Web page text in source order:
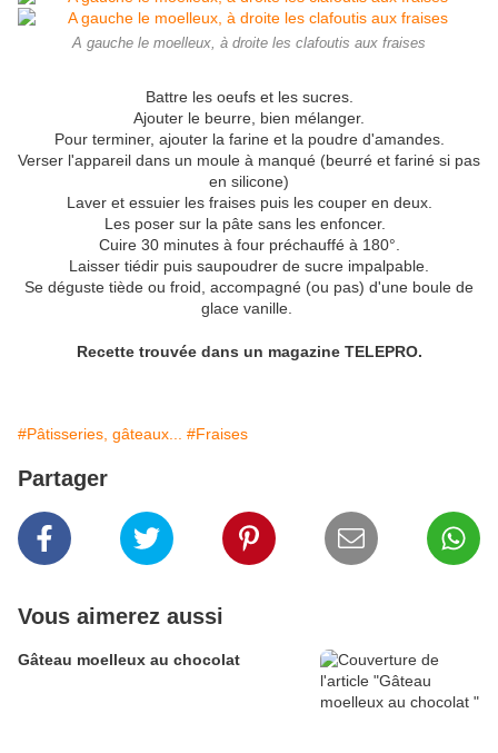
A gauche le moelleux, à droite les clafoutis aux fraises
Battre les oeufs et les sucres.
Ajouter le beurre, bien mélanger.
Pour terminer, ajouter la farine et la poudre d'amandes.
Verser l'appareil dans un moule à manqué (beurré et fariné si pas
en silicone)
Laver et essuier les fraises puis les couper en deux.
Les poser sur la pâte sans les enfoncer.
Cuire 30 minutes à four préchauffé à 180°.
Laisser tiédir puis saupoudrer de sucre impalpable.
Se déguste tiède ou froid, accompagné (ou pas) d'une boule de
glace vanille.
Recette trouvée dans un magazine TELEPRO.
#Pâtisseries, gâteaux... #Fraises
Partager
Vous aimerez aussi
Gâteau moelleux au chocolat